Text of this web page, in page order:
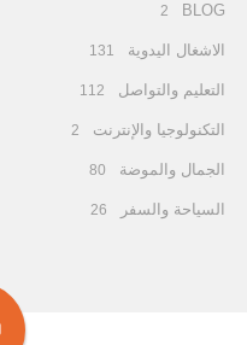
BLOG
2
الاشغال اليدوية 131
التعليم والتواصل 112
التكنولوجيا والإنترنت 2
الجمال والموضة 80
السياحة والسفر 26